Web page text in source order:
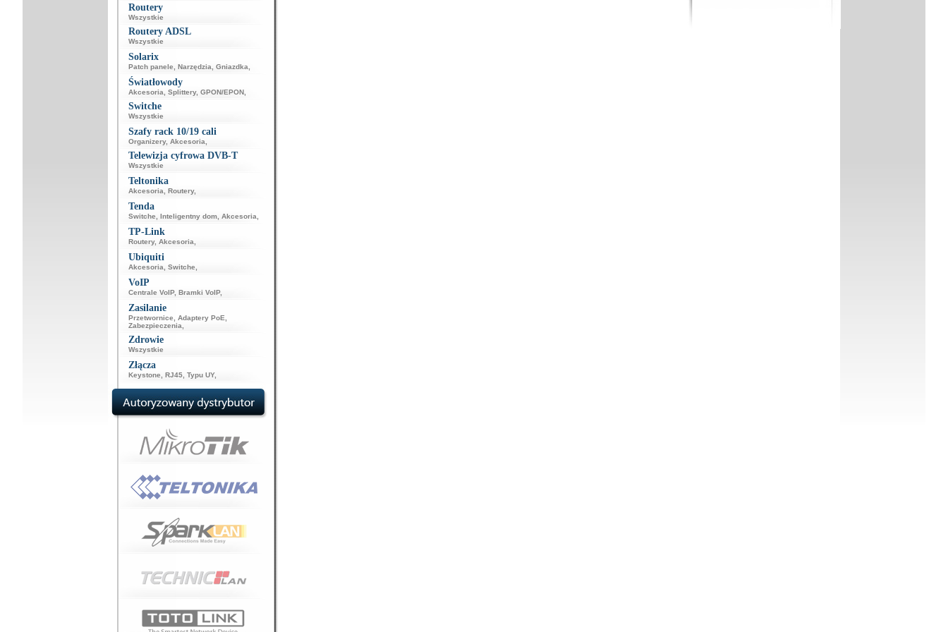
Routery
Wszystkie
Routery ADSL
Wszystkie
Solarix
Patch panele Narzędzia Gniazdka
Światłowody
Akcesoria Splittery, GPON/EPON,
Switche
Wszystkie
Szafy rack 10/19 cali
Organizery, Akcesoria
Telewizja cyfrowa DVB-T
Wszystkie
Teltonika
Akcesoria Routery,
Tenda
Switche Inteligentny dom, Akcesoria
TP-Link
Routery, Akcesoria
Ubiquiti
Akcesoria Switche
VoIP
Centrale VoIP, Bramki VoIP,
Zasilanie
Przetwornice Adaptery PoE
Zabezpieczenia
Zdrowie
Wszystkie
Złącza
Keystone RJ45, Typu UY,